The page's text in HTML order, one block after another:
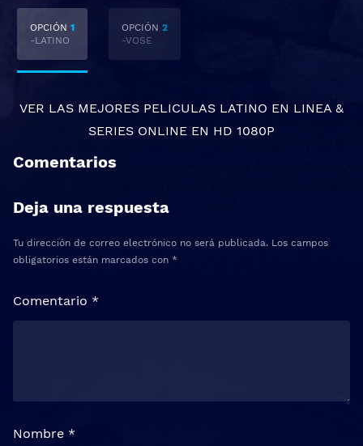
OPCIÓN 1
-LATINO
OPCIÓN 2
-VOSE
VER LAS MEJORES PELICULAS LATINO EN LINEA &
SERIES ONLINE EN HD 1080P
Comentarios
Deja una respuesta
Tu dirección de correo electrónico no será publicada. Los campos
obligatorios están marcados con *
Comentario *
Nombre *